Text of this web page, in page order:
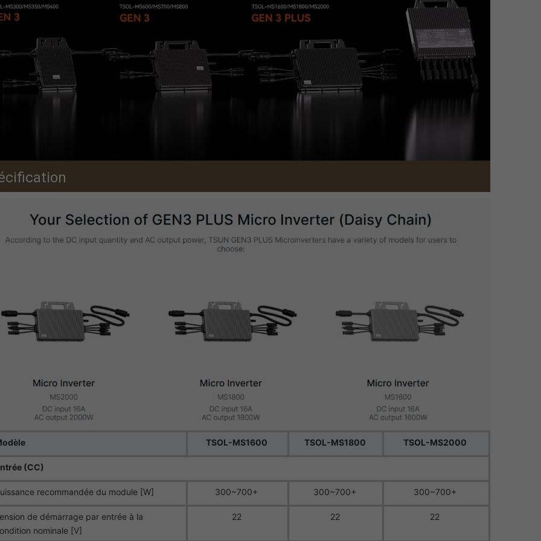
TSOL-MS1600 TSOL-MS1800 TSOL-MS2000
(CC)
recommandée du module [W] 300~700+ 300~700+ 300~700+
de démarrage par entrée à la
nominale [V]
22 22 22